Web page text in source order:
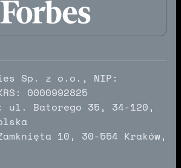
Sp. z o.o., NIP:
0000992825
ul. Batorego 35, 34-120,
10, 30-554 Kraków,